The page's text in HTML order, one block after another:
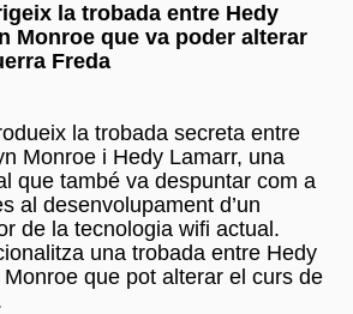
la trobada entre Hedy
Monroe que va poder alterar
Freda
la trobada secreta entre
Monroe i Hedy Lamarr, una
que també va despuntar com a
al desenvolupament d’un
de la tecnologia wifi actual.
una trobada entre Hedy
que pot alterar el curs de